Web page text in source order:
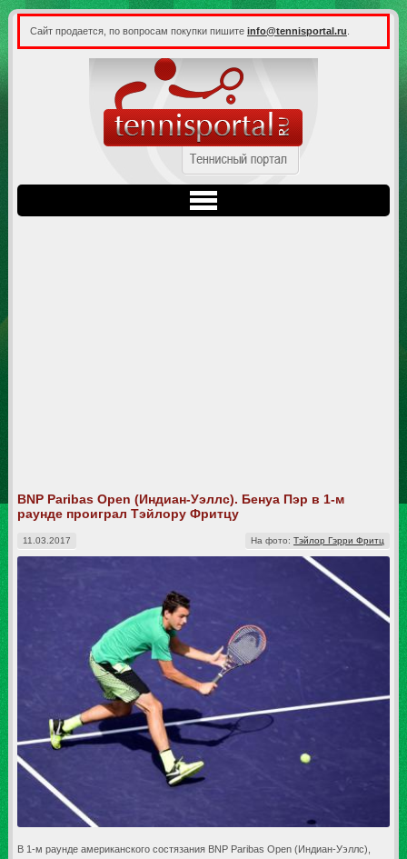
Сайт продается, по вопросам покупки пишите info@tennisportal.ru
BNP Paribas Open (Индиан-Уэллс). Бенуа Пэр в 1-м
раунде проиграл Тэйлору Фритцу
На фото:Тэйлор Гэрри Фритц
11.03.2017
В 1-м раунде американского состязания BNP Paribas Open (Индиан-Уэллс),